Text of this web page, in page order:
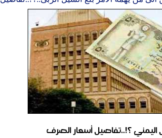
اليمني ؟!..تفاصيل أسعار الصرف